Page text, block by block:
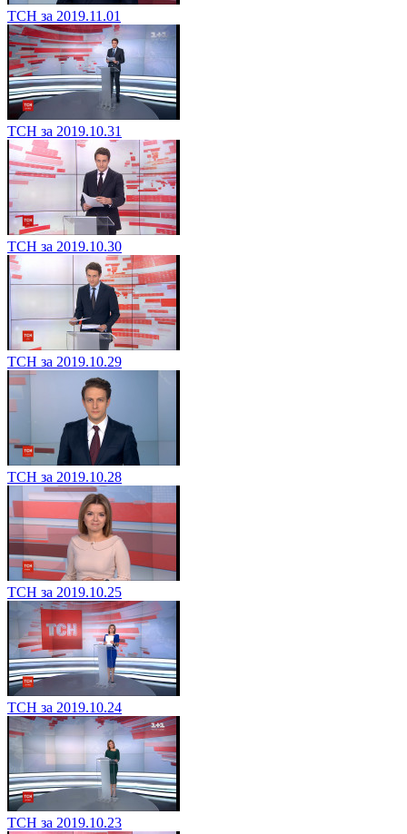
ТСН за 2019.11.01
ТСН за 2019.10.31
ТСН за 2019.10.30
ТСН за 2019.10.29
ТСН за 2019.10.28
ТСН за 2019.10.25
ТСН за 2019.10.24
ТСН за 2019.10.23